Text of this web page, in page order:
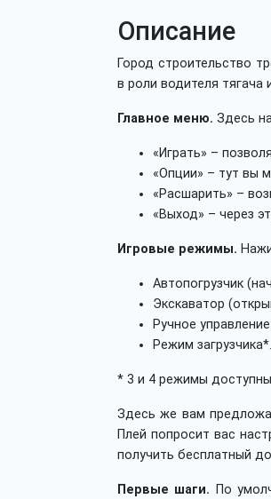
Описание
Город строительство
в роли водителя тягача
Главное меню. Здесь
«Играть» –
«Опции» – тут вы
«Расшарить» –
«Выход» – через
Игровые режимы.
Автопогрузчик
Экскаватор
Ручное
Режим загрузчика*.
* 3 и 4 режимы доступны
Здесь же вам
Плей попросит вас
получить бесплатный
Первые шаги. По